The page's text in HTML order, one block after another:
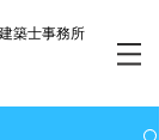
築士事務所